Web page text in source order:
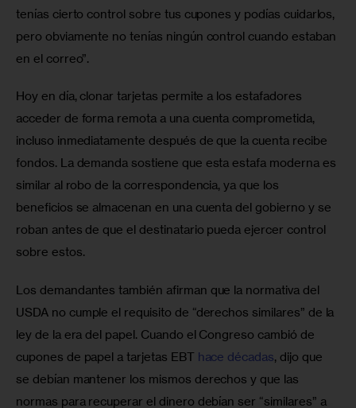
tenías cierto control sobre tus cupones y podías cuidarlos,
pero obviamente no tenías ningún control cuando estaban
en el correo”.
Hoy en día, clonar tarjetas permite a los estafadores
acceder de forma remota a una cuenta comprometida,
incluso inmediatamente después de que la cuenta recibe
fondos. La demanda sostiene que esta estafa moderna es
similar al robo de la correspondencia, ya que los
beneficios se almacenan en una cuenta del gobierno y se
roban antes de que el destinatario pueda ejercer control
sobre estos.
Los demandantes también afirman que la normativa del
USDA no cumple el requisito de “derechos similares” de la
ley de la era del papel. Cuando el Congreso cambió de
cupones de papel a tarjetas EBT hace décadas, dijo que
se debían mantener los mismos derechos y que las
normas para recuperar el dinero debían ser “similares” a